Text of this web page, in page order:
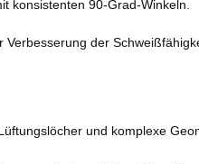
konsistenten 90-Grad-Winkeln.
der
und komplexe